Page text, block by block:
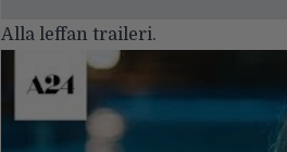
Alla leffan traileri.